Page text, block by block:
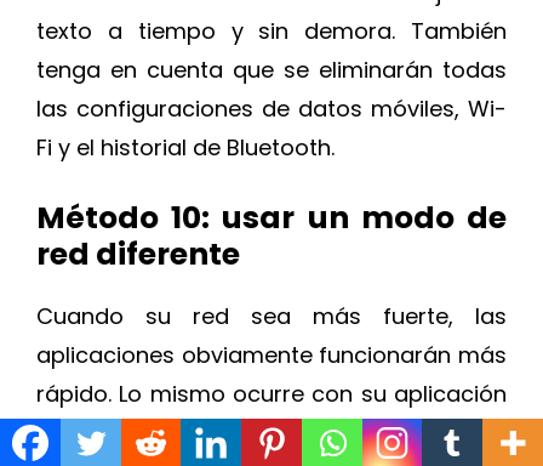
texto a tiempo y sin demora. También
tenga en cuenta que se eliminarán todas
las configuraciones de datos móviles, Wi-
Fi y el historial de Bluetooth.
Método 10: usar un modo de
red diferente
Cuando su red sea más fuerte, las
aplicaciones obviamente funcionarán más
rápido. Lo mismo ocurre con su aplicación
de mensajes de texto. Si su red funciona